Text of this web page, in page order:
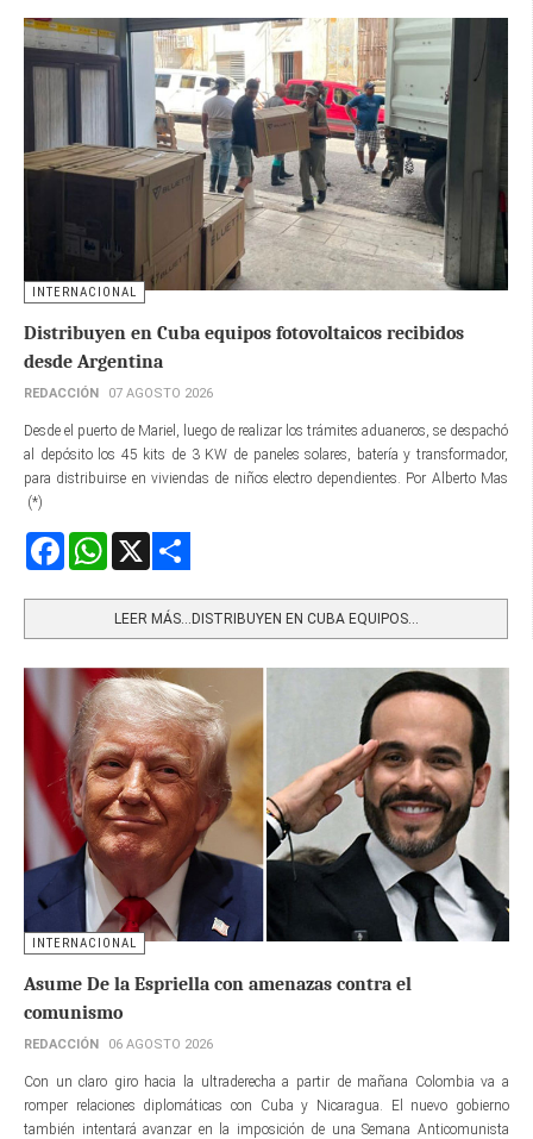
INTERNACIONAL
Distribuyen en Cuba equipos fotovoltaicos recibidos
desde Argentina
REDACCIÓN 07 AGOSTO 2026
Desde el puerto de Mariel, luego de realizar los trámites aduaneros, se despachó
al depósito los 45 kits de 3 KW de paneles solares, batería y transformador,
para distribuirse en viviendas de niños electro dependientes. Por Alberto Mas
(*)
FacebookWhatsApp
LEER MÁS…DISTRIBUYEN EN CUBA EQUIPOS...
INTERNACIONAL
Asume De la Espriella con amenazas contra el
comunismo
REDACCIÓN 06 AGOSTO 2026
Con un claro giro hacia la ultraderecha a partir de mañana Colombia va a
romper relaciones diplomáticas con Cuba y Nicaragua. El nuevo gobierno
también intentará avanzar en la imposición de una Semana Anticomunista